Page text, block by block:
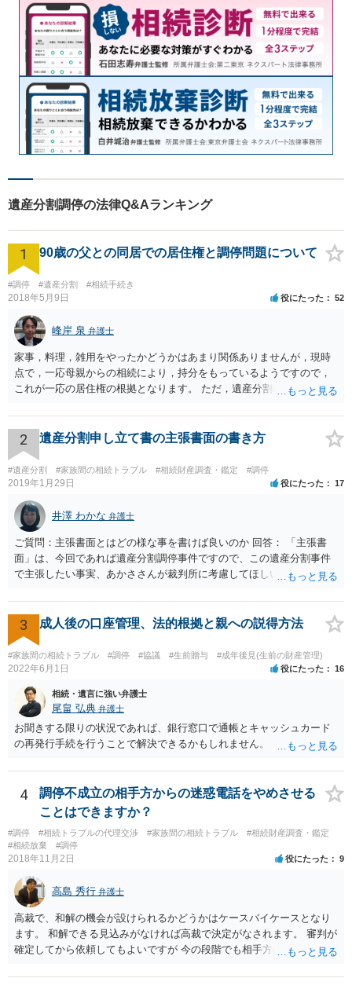
遺産分割調停の法律Q&Aランキング
1 90歳の父との同居での居住権と調停問題について
#調停 #遺産分割 #相続手続き
2018年5月9日 役にたった 52
峰岸 泉 弁護士
家事，料理，雑用をやったかどうかはあまり関係ありませんが，現時
点で，一応母親からの相続により，持分をもっているようですので，
これが一応の居住権の根拠となります。 ただ，遺産分割により，母の
2 遺産分割申し立て書の主張書面の書き方
#遺産分割 #家族間の相続トラブル #相続財産調査・鑑定 #調停
2019年1月29日 役にたった 17
井澤 わかな 弁護士
ご質問：主張書面とはどの様な事を書けば良いのか 回答： 「主張書
面」は、今回であれば遺産分割調停事件ですので、この遺産分割事件
で主張したい事実、あかささんが裁判所に考慮してほしいと思う、亡
ります。 もし、主張したい事実や考慮してほしい事情に関連して
資料を持っているようであれば、主張書面とは別で提出できます。も
し、お姉さんに見られたくないような資料がある場合、「非開示の希
望に関する申出書」と共に提出することも考えられます。 ご質問：書
いた方が良い事と書かない方が良い事 回答： お姉さんが申立書の「申
立ての趣旨」のところに書いている遺産の分け方に対して意見があれ
ば、まずそれを書くとよいです。 次に「申立ての理由」のところに、
なぜ調停を申し立てたのか(例えば、あかささんと話合いが出来ない／
決裂した、など)や亡くなった方・あかささん・お姉さん間の事情やい
きさつなどが書かれていると思うので、あかささんから見てそれは違
分けるかを決めるについてあかささんが重要だと考える事情があれば
(例えば、○○のときにお姉さんは亡くなった方からお金を援助してもら
産分割に関係ない(と思われる)いきさつを沢山盛り込むことだと考えま
す(あくまで遺産分割に関係することに留める方が、裁判所や調停委員
3 成人後の口座管理、法的根拠と親への説得方法
#家族間の相続トラブル #調停 #協議 #生前贈与 #成年後見(生前の財産管理)
2022年6月1日 役にたった 16
相続・遺言に強い弁護士
尾畠 弘典 弁護士
お聞きする限りの状況であれば、銀行窓口で通帳とキャッシュカード
の再発行手続を行うことで解決できるかもしれません。
4
調停不成立の相手方からの迷惑電話をやめさせる
ことはできますか？
#調停 #相続トラブルの代理交渉 #家族間の相続トラブル
#相続財産調査・鑑定
#相続放棄
#調停
2018年11月2日 役にたった 9
高島 秀行 弁護士
高裁で、和解の機会が設けられるかどうかはケースバイケースとなり
ます。 和解できる見込みがなければ高裁で決定がなされます。 審判が
確定してから依頼してもよいですが 今の段階でも相手方の連絡が迷惑